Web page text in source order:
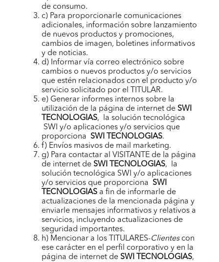
de consumo.
c) Para proporcionarle comunicaciones
adicionales, información sobre lanzamiento
de nuevos productos y promociones,
cambios de imagen, boletines informativos
y de noticias.
d) Informar vía correo electrónico sobre
cambios o nuevos productos y/o servicios
que estén relacionados con el producto y/o
servicio solicitado por el TITULAR.
e) Generar informes internos sobre la
utilización de la página de internet de SWI
TECNOLOGIAS, la solución tecnológica
SWI y/o aplicaciones y/o servicios que
proporciona SWI TECNOLOGIAS.
f) Envíos masivos de mail marketing.
g) Para contactar al VISITANTE de la página
de internet de SWI TECNOLOGIAS, la
solución tecnológica SWI y/o aplicaciones
y/o servicios que proporciona SWI
TECNOLOGIASa fin de informarle de
actualizaciones de la mencionada página y
enviarle mensajes informativos y relativos a
servicios, incluyendo actualizaciones de
seguridad importantes.
h) Mencionar a los TITULARES-Clientescon
ese carácter en el perfil corporativo y en la
página de internet de SWI TECNOLOGIAS,